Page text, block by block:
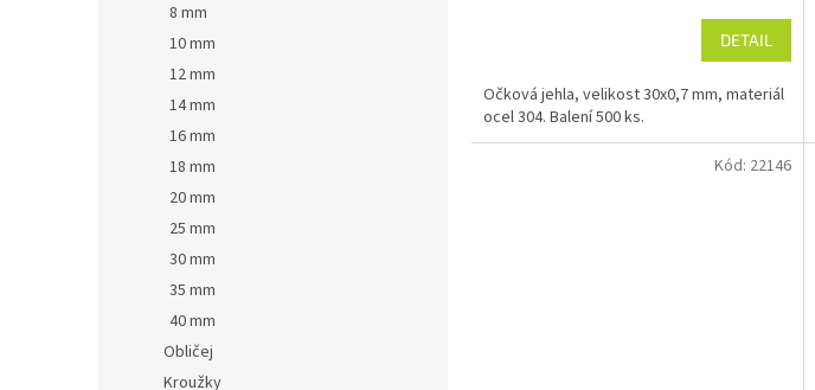
8 mm
10 mm
12 mm
14 mm
16 mm
18 mm
20 mm
25 mm
30 mm
35 mm
40 mm
Obličej
Kroužky
DETAIL
Očková jehla, velikost 30x0,7 mm, materiál
ocel 304. Balení 500 ks.
Kód: 22146